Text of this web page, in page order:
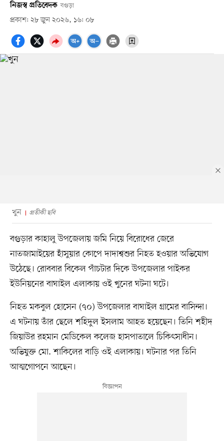
নিজস্ব প্রতিবেদক বগুড়া
প্রকাশ: ২৮ জুন ২০২৬, ১৬: ০৮
খুন প্রতীকী ছবি
বগুড়ার কাহালু উপজেলায় জমি নিয়ে বিরোধের জেরে
নাতজামাইয়ের হাঁসুয়ার কোপে দাদাশ্বশুর নিহত হওয়ার অভিযোগ
উঠেছে। রোববার বিকেল পাঁচটার দিকে উপজেলার পাইকর
ইউনিয়নের বাঘাইল এলাকায় ওই খুনের ঘটনা ঘটে।
নিহত মকবুল হোসেন (৭০) উপজেলার বাঘাইল গ্রামের বাসিন্দা।
এ ঘটনায় তাঁর ছেলে শহিদুল ইসলাম আহত হয়েছেন। তিনি শহীদ
জিয়াউর রহমান মেডিকেল কলেজ হাসপাতালে চিকিৎসাধীন।
অভিযুক্ত মো. শাকিলের বাড়ি ওই এলাকায়। ঘটনার পর তিনি
আত্মগোপনে আছেন।